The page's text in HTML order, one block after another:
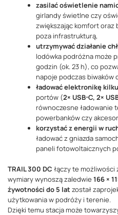
zasilać oświetlenie
girlandy świetlne czy
zwiększając komfort
poza infrastrukturą,
utrzymywać działanie
lodówka podróżna może
godzin (ok. 23 h), co
napoje podczas biwaków
ładować elektronikę
portów (2× USB-C, 2×
równoczesne ładowanie
powerbanków czy
korzystać z energii w
ładować z gniazda
paneli fotowoltaicznych
TRAIL 300 DC łączy te możliwości
wymiary wynoszą zaledwie 166 ×
żywotności do 5 lat został
użytkowania w podróży i terenie.
Dzięki temu stacja może